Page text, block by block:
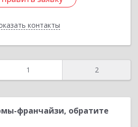
контакты
1 2
франчайзи, обратите